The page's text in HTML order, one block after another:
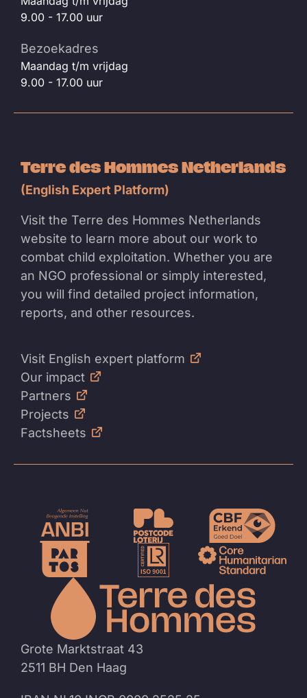
9.00 - 17.00 uur
Bezoekadres
Maandag t/m vrijdag
9.00 - 17.00 uur
Terre des Hommes Netherlands
(English Expert Platform)
Visit the Terre des Hommes Netherlands
website to learn more about our work to
combat child exploitation. Whether you are
an NGO professional or simply interested,
you will find detailed project information,
reports, and other resources.
Visit English expert platform
Our impact
Partners
Projects
Factsheets
Grote Marktstraat 43
2511 BH Den Haag